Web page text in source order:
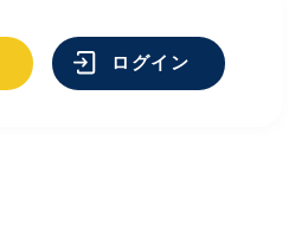
ログイン